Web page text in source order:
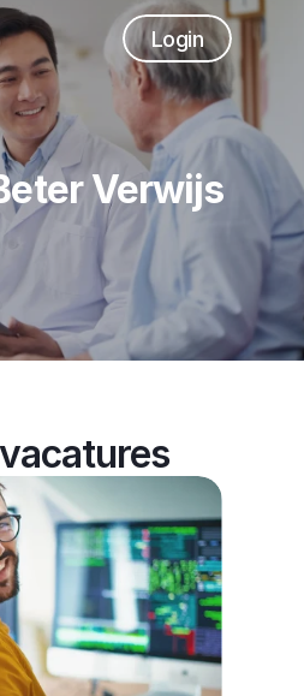
Login
Verwijs